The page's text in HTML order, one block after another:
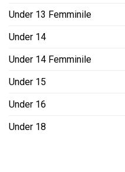
Under 13 Femminile
Under 14
Under 14 Femminile
Under 15
Under 16
Under 18